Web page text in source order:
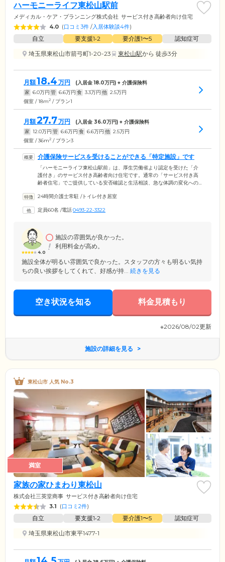
ハーモニーライフ東松山駅前
メディカル・ケア・プランニング株式会社 サービス付き高齢者向け住宅
4.0 (口コミ3件 /入居体験談4件)
自立 要支援1•2 要介護1〜5
認知症可
埼玉県東松山市箭弓町1-20-23
東松山駅から 徒歩3分
月額18.4 万円 (入居金18.0万円) + 介護保険料
家 6.0万円 管 6.6万円 食 3.3万円 他 2.5万円
個室 / 18m2 / プラン1
月額27.7万円 (入居金 36.0万円) + 介護保険料
家 12.0万円 管 6.6万円 食 6.6万円 他 2.5万円
個室 / 36m2 / プラン3
介護保険サービスを受けることができる「特定施設」です
「ハーモニーライフ東松山駅前」は、厚生労働省より認定を受けた「介
護付き」のサービス付き高齢者向け住宅です。通常の「サービス付き高
齢者住宅」でご提供している安否確認と生活相談、急な体調の変化への
スもご提供可能。ご入居いただけるのは介護の必要ない自立した方、そ
場合もそのまま住み続けていただくことができる、安心のお住まいで
ます。
24時間介護士常駐 /トイレ付き居室
定員60名 /電話0493-22-3322
4.0
施設の雰囲気が良かった。
利用料金が高め。
施設全体が明るい雰囲気で良かった。スタッフの方々も明るい気持
ちの良い挨拶をしてくれて、好感が持... 続きを見る
空き状況を知る 料金見積もり
※2026/08/02更新
施設の詳細を見る
東松山市 人気 No.3
満室
家族の家ひまわり東松山
株式会社三英堂商事 サービス付き高齢者向け住宅
3.1 (口コミ2件)
自立 要支援1•2 要介護1〜5
認知症可
埼玉県東松山市東平1477-1